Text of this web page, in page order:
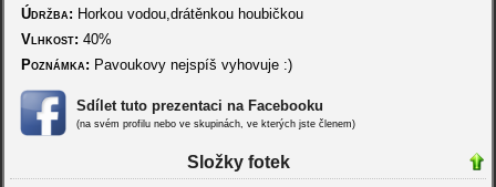
Údržba: Horkou vodou,drátěnkou houbičkou
Vlhkost: 40%
Poznámka: Pavoukovy nejspíš vyhovuje :)
Sdílet tuto prezentaci na Facebooku
(na svém profilu nebo ve skupinách, ve kterých jste členem)
Složky fotek